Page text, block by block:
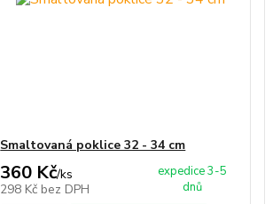
Smaltovaná poklice 32 - 34 cm
360 Kč/ks
298 Kč bez DPH
expedice 3-5
dnů